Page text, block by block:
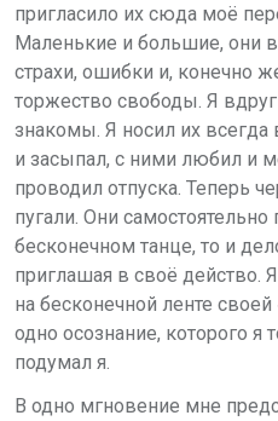
пригласило их сюда моё
Маленькие и большие, они
страхи, ошибки и, конечно
торжество свободы. Я
знакомы. Я носил их всегда
и засыпал, с ними любил и
проводил отпуска. Теперь
пугали. Они
бесконечном танце, то и
приглашая в своё действо.
на бесконечной ленте
одно осознание, которого
подумал я.
В одно мгновение мне